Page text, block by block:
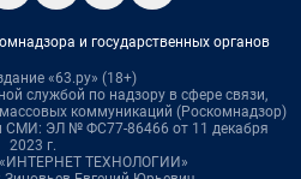
и государственных органов
«63.ру» (18+)
службой по надзору в сфере связи,
коммуникаций (Роскомнадзор)
СМИ: ЭЛ № ФС77-86466 от 11 декабря
2023 г.
«ИНТЕРНЕТ ТЕХНОЛОГИИ»